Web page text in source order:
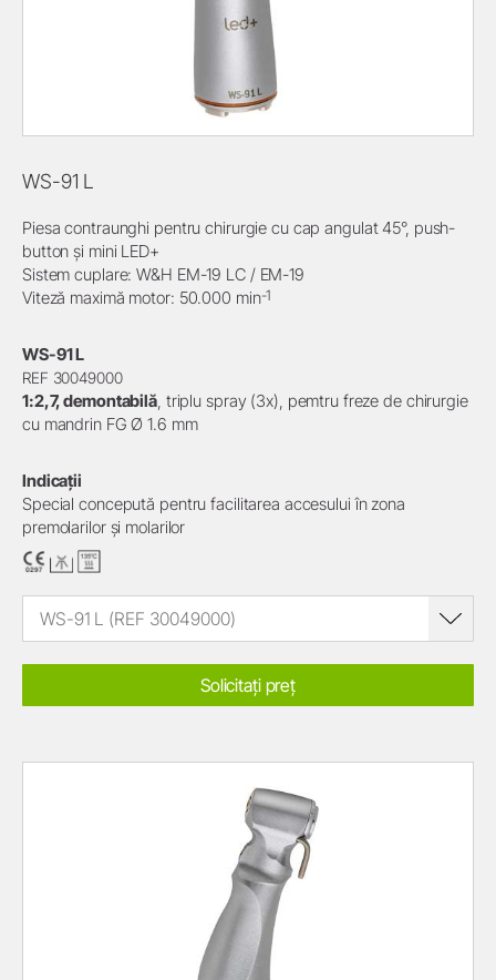
WS-91 L
Piesa contraunghi pentru chirurgie cu cap angulat 45°, push-
button și mini LED+
Sistem cuplare: W&H EM-19 LC / EM-19
Viteză maximă motor: 50.000 min-1
WS-91 L
REF 30049000
1:2,7, demontabilă, triplu spray (3x), pemtru freze de chirurgie
cu mandrin FG Ø 1.6 mm
Indicații
Special concepută pentru facilitarea accesului în zona
premolarilor și molarilor
WS-91 L (REF 30049000)
Solicitați preț